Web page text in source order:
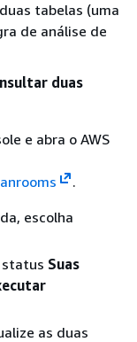
tabelas (uma
de análise de
duas
e abra o AWS
.
escolha
status Suas
as duas